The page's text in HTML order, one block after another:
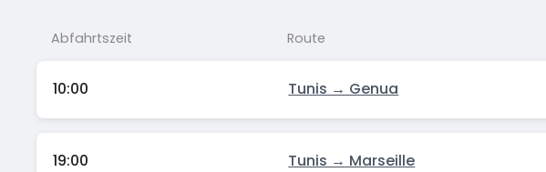
Abfahrtszeit Route
10:00 Tunis → Genua
19:00 Tunis → Marseille